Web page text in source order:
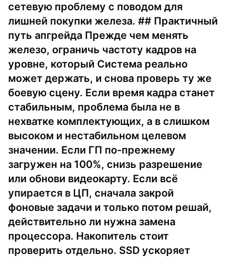
сетевую проблему с поводом для
лишней покупки железа. ## Практичный
путь апгрейда Прежде чем менять
железо, ограничь частоту кадров на
уровне, который Система реально
может держать, и снова проверь ту же
боевую сцену. Если время кадра станет
стабильным, проблема была не в
нехватке комплектующих, а в слишком
высоком и нестабильном целевом
значении. Если ГП по-прежнему
загружен на 100%, снизь разрешение
или обнови видеокарту. Если всё
упирается в ЦП, сначала закрой
фоновые задачи и только потом решай,
действительно ли нужна замена
процессора. Накопитель стоит
проверить отдельно. SSD ускоряет